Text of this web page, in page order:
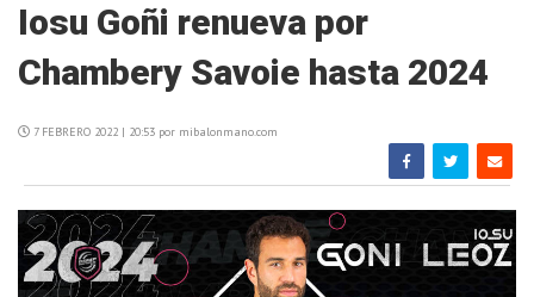
Iosu Goñi renueva por
Chambery Savoie hasta 2024
7 FEBRERO 2022 | 20:53 por mibalonmano.com